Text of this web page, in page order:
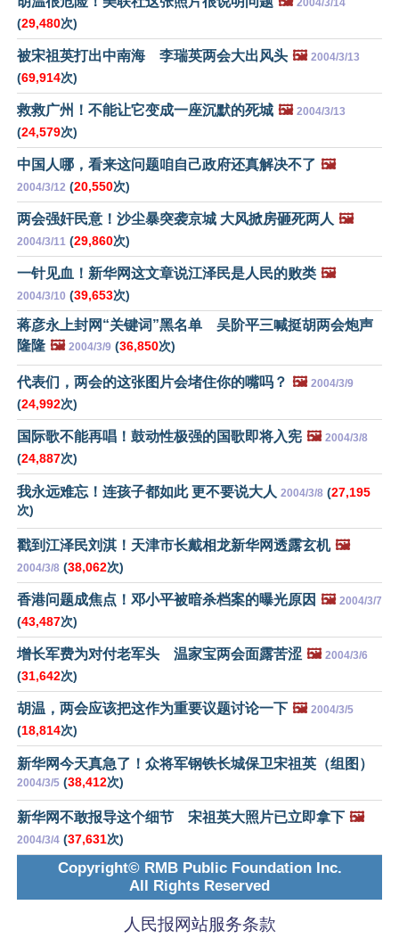
2004/3/14
(29,480次)
被宋祖英打出中南海 李瑞英两会大出风头 🖼️ 2004/3/13
(69,914次)
救救广州！不能让它变成一座沉默的死城 🖼️ 2004/3/13
(24,579次)
中国人哪，看来这问题咱自己政府还真解决不了 🖼️
2004/3/12 (20,550次)
两会强奸民意！沙尘暴突袭京城 大风掀房砸死两人 🖼️
2004/3/11 (29,860次)
一针见血！新华网这文章说江泽民是人民的败类 🖼️
2004/3/10 (39,653次)
蒋彦永上封网“关键词”黑名单 吴阶平三喊挺胡两会炮声
隆隆 🖼️ 2004/3/9 (36,850次)
代表们，两会的这张图片会堵住你的嘴吗？ 🖼️ 2004/3/9
(24,992次)
国际歌不能再唱！鼓动性极强的国歌即将入宪 🖼️ 2004/3/8
(24,887次)
我永远难忘！连孩子都如此 更不要说大人 2004/3/8 (27,195
次)
戳到江泽民刘淇！天津市长戴相龙新华网透露玄机 🖼️
2004/3/8 (38,062次)
香港问题成焦点！邓小平被暗杀档案的曝光原因 🖼️ 2004/3/7
(43,487次)
增长军费为对付老军头 温家宝两会面露苦涩 🖼️ 2004/3/6
(31,642次)
胡温，两会应该把这作为重要议题讨论一下 🖼️ 2004/3/5
(18,814次)
新华网今天真急了！众将军钢铁长城保卫宋祖英（组图）
2004/3/5 (38,412次)
新华网不敢报导这个细节 宋祖英大照片已立即拿下 🖼️
2004/3/4 (37,631次)
Copyright© RMB Public Foundation Inc.
All Rights Reserved
人民报网站服务条款